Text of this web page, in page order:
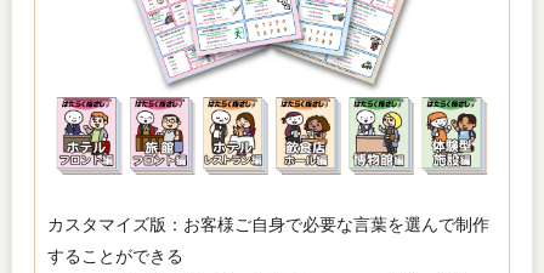
カスタマイズ版 ：お客様ご自身で必要な言葉を選んで制作
することができる